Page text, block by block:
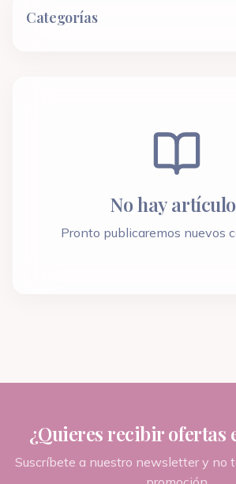
Categorías
No hay
Pronto publicaremos nuevos
¿Quieres recibir ofertas
Suscríbete a nuestro newsletter y no